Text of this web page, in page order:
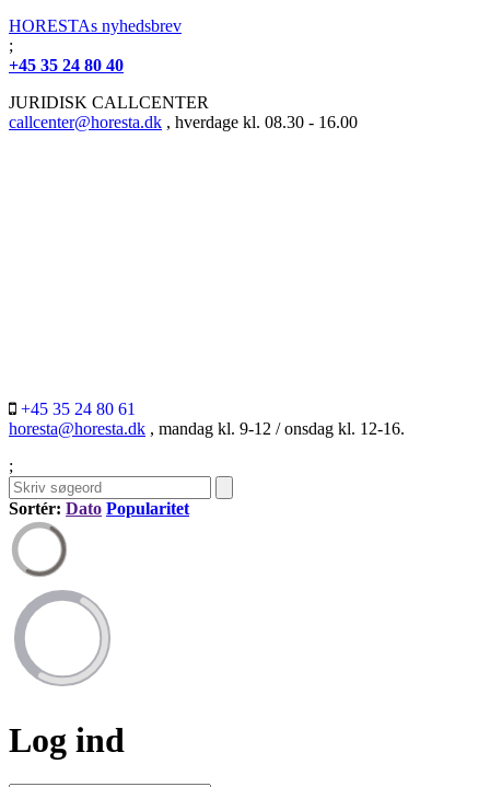
HORESTAs nyhedsbrev
;
+45 35 24 80 40
JURIDISK CALLCENTER
callcenter@horesta.dk , hverdage kl. 08.30 - 16.00
+45 35 24 80 61
horesta@horesta.dk , mandag kl. 9-12 / onsdag kl. 12-16.
;
Sortér: Dato Popularitet
Log ind